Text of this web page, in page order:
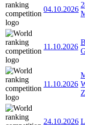
04.10.2026
11.10.2026
11.10.2026
24.10.2026